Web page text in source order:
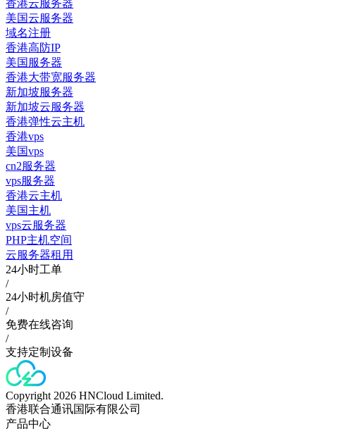
香港云服务器
美国云服务器
域名注册
香港高防IP
美国服务器
香港大带宽服务器
新加坡服务器
新加坡云服务器
香港弹性云主机
香港vps
美国vps
cn2服务器
vps服务器
香港云主机
美国主机
vps云服务器
PHP主机空间
云服务器租用
24小时工单
/
24小时机房值守
/
免费在线咨询
/
支持定制设备
Copyright 2026 HNCloud Limited.
香港联合通讯国际有限公司
产品中心